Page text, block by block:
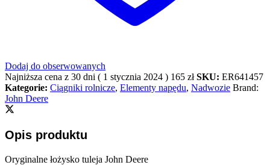
Dodaj do obserwowanych
Najniższa cena z 30 dni ( 1 stycznia 2024 ) 165 zł SKU: ER641457
Kategorie: Ciągniki rolnicze, Elementy napędu, Nadwozie Brand:
John Deere
Opis produktu
Oryginalne łożysko tuleja John Deere